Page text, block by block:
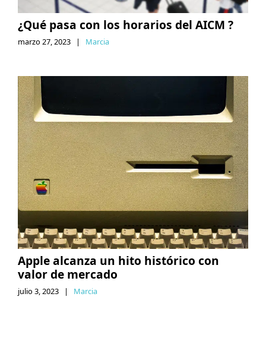
¿Qué pasa con los horarios del AICM ?
marzo 27, 2023 | Marcia
Apple alcanza un hito histórico con
valor de mercado
julio 3, 2023 | Marcia